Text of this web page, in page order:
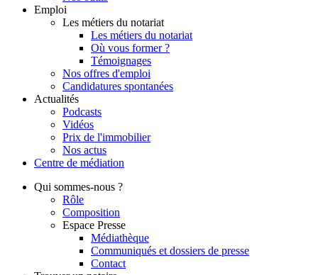
Emploi
Les métiers du notariat
Les métiers du notariat
Où vous former ?
Témoignages
Nos offres d'emploi
Candidatures spontanées
Actualités
Podcasts
Vidéos
Prix de l'immobilier
Nos actus
Centre de médiation
Qui sommes-nous ?
Rôle
Composition
Espace Presse
Médiathèque
Communiqués et dossiers de presse
Contact